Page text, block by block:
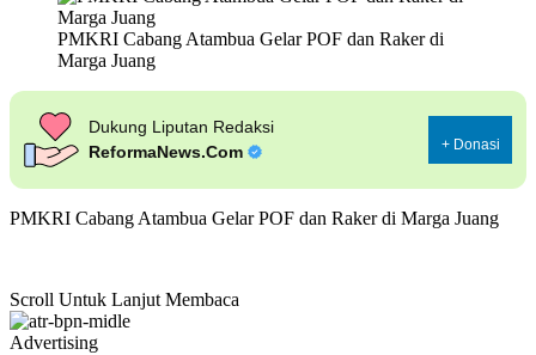
PMKRI Cabang Atambua Gelar POF dan Raker di
Marga Juang
Dukung Liputan Redaksi
ReformaNews.Com
+ Donasi
PMKRI Cabang Atambua Gelar POF dan Raker di Marga Juang
Scroll Untuk Lanjut Membaca
Advertising